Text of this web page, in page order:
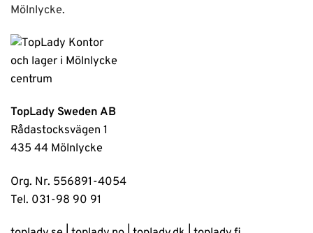
Mölnlycke.
TopLady Sweden AB
Rådastocksvägen 1
435 44 Mölnlycke
Org. Nr. 556891-4054
Tel. 031-98 90 91